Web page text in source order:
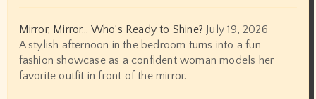
Mirror, Mirror… Who’s Ready to Shine? July 19, 2026
A stylish afternoon in the bedroom turns into a fun
fashion showcase as a confident woman models her
favorite outfit in front of the mirror.